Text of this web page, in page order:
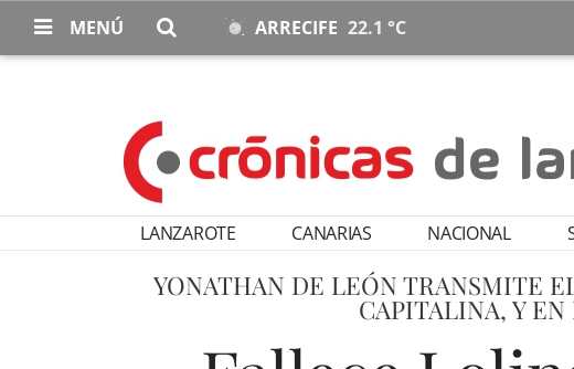
MENÚ ARRECIFE 22.1 °C
LANZAROTE CANARIAS NACIONAL
YONATHAN DE LEÓN TRANSMITE
CAPITALINA, Y